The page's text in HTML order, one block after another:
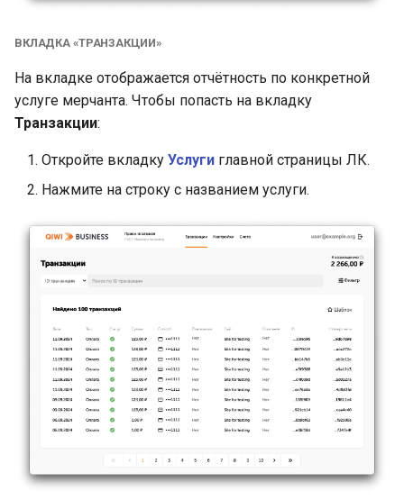
ВКЛАДКА «ТРАНЗАКЦИИ»
На вкладке отображается отчётность по конкретной
услуге мерчанта. Чтобы попасть на вкладку
Транзакции:
Откройте вкладку Услуги главной страницы ЛК.
Нажмите на строку с названием услуги.